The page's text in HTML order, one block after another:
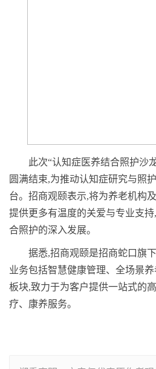
此次“认知症医养结合照护沙
圆满结束,为推动认知症研究与照
台。招商观颐表示,将为养老机构
提供更多有温度的关爱与专业支
合照护的深入发展。
据悉,招商观颐是招商蛇口旗
业务包括智慧健康管理、全场景
板块,致力于为客户提供一站式的
疗、康养服务。